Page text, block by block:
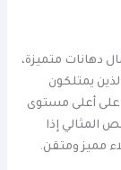
دهانات متميزة،
يمتلكون
على أعلى مستوى
المثالي إذا
مميز ومتقن.